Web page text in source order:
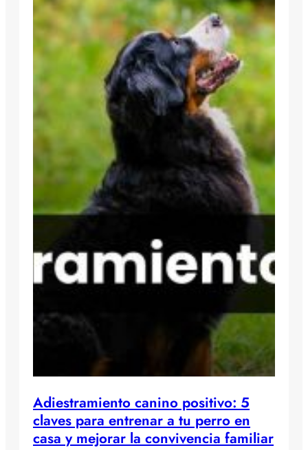
Adiestramiento canino positivo: 5
claves para entrenar a tu perro en
casa y mejorar la convivencia familiar